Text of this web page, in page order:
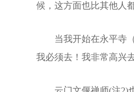
候，这方面也比其他人
当我开始在永平寺
我必须去！我非常高兴